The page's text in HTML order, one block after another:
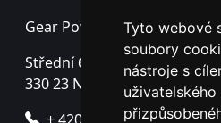
Tyto webové
soubory
nástroje s
Gear Power s.r.o.
Střední 69
330 23 Nýřany - Úherce